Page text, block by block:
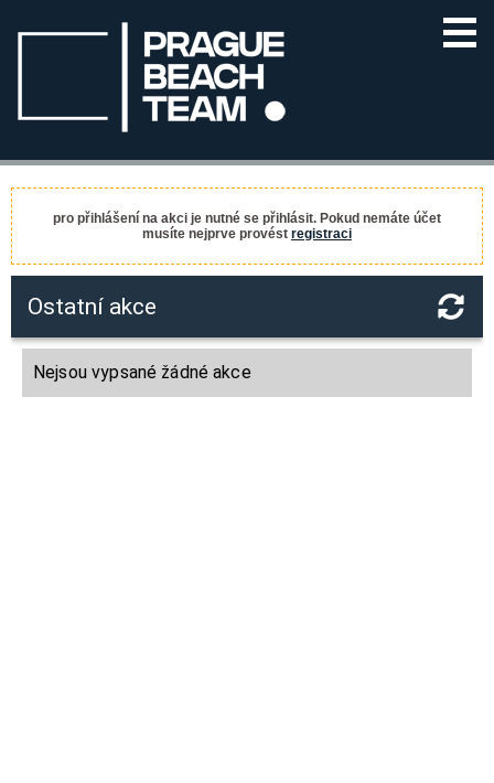
pro přihlášení na akci je nutné se přihlásit. Pokud nemáte účet
musíte nejprve provést registraci